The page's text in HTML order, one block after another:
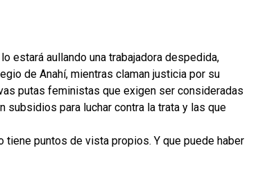
estará aullando una trabajadora despedida,
de Anahí, mientras claman justicia por su
putas feministas que exigen ser consideradas
subsidios para luchar contra la trata y las que
puntos de vista propios. Y que puede haber